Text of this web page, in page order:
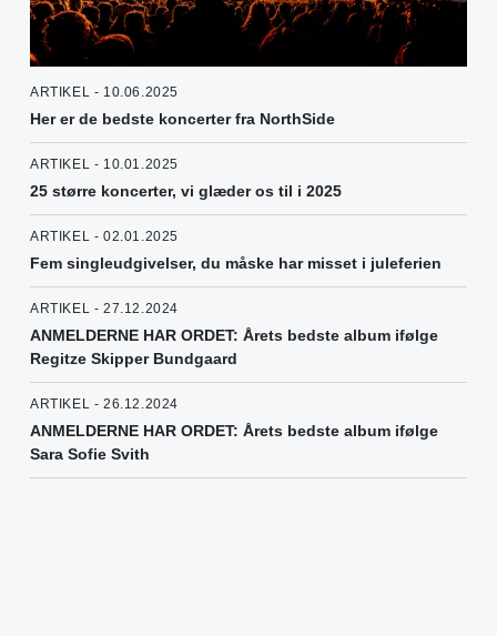
ARTIKEL - 10.06.2025
Her er de bedste koncerter fra NorthSide
ARTIKEL - 10.01.2025
25 større koncerter, vi glæder os til i 2025
ARTIKEL - 02.01.2025
Fem singleudgivelser, du måske har misset i juleferien
ARTIKEL - 27.12.2024
ANMELDERNE HAR ORDET: Årets bedste album ifølge
Regitze Skipper Bundgaard
ARTIKEL - 26.12.2024
ANMELDERNE HAR ORDET: Årets bedste album ifølge
Sara Sofie Svith